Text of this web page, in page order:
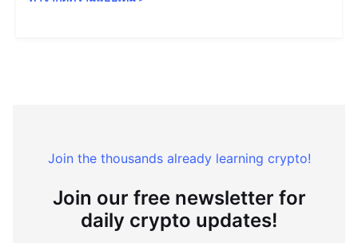
Join the thousands already learning crypto!
Join our free newsletter for
daily crypto updates!